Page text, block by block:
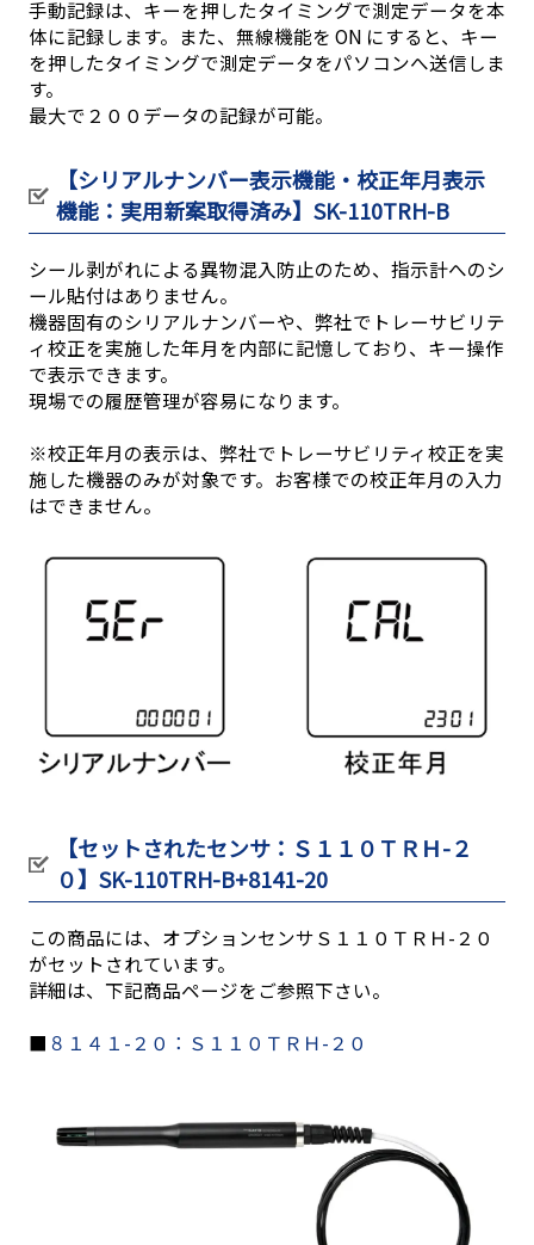
手動記録は、キーを押したタイミングで測定データを本
体に記録します。また、無線機能を ON にすると、キー
を押したタイミングで測定データをパソコンへ送信しま
す。
最大で２００データの記録が可能。
【シリアルナンバー表示機能・校正年月表示
機能：実用新案取得済み】SK-110TRH-B
シール剥がれによる異物混入防止のため、指示計へのシ
ール貼付はありません。
機器固有のシリアルナンバーや、弊社でトレーサビリテ
ィ校正を実施した年月を内部に記憶しており、キー操作
で表示できます。
現場での履歴管理が容易になります。
※校正年月の表示は、弊社でトレーサビリティ校正を実
施した機器のみが対象です。お客様での校正年月の入力
はできません。
【セットされたセンサ：Ｓ１１０ＴＲＨ-２
０】SK-110TRH-B+8141-20
この商品には、オプションセンサＳ１１０ＴＲＨ-２０
がセットされています。
詳細は、下記商品ページをご参照下さい。
■ ８１４１-２０：Ｓ１１０ＴＲＨ-２０